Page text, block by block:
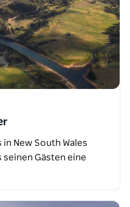
New South Wales
Gästen eine